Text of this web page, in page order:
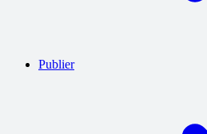
Publier